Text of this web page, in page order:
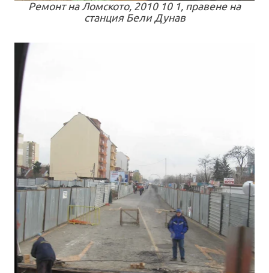
Ремонт на Ломското, 2010 10 1, правене на
станция Бели Дунав